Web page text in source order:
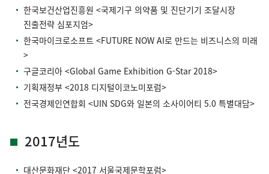
한국보건산업진흥원 <국제기구 의약품 및 진단기기 조달시장
진출전략 심포지엄>
한국마이크로소프트 <FUTURE NOW AI로 만드는 비즈니스의 미래
>
구글코리아 <Global Game Exhibition G-Star 2018>
기획재정부 <2018 디지털이코노미포럼>
전국경제인연합회 <UIN SDG와 일본의 소사이어티 5.0 특별대담>
2017년도
대산문화재단 <2017 서울국제문학포럼>